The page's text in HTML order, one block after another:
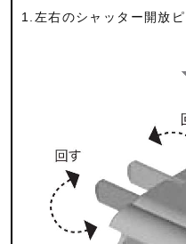
1.左右のシャッター開放ピ